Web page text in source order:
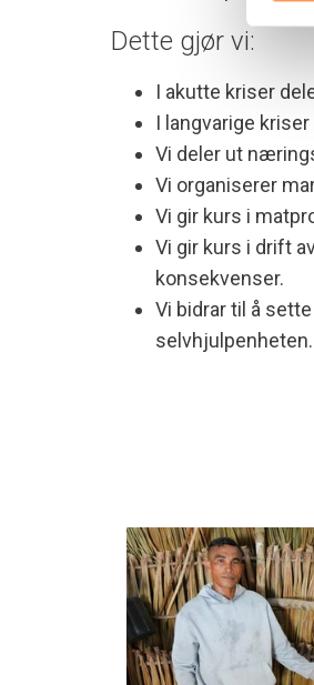
Dette gjør vi:
I akutte kriser
I langvarige
Vi deler ut
Vi organiserer
Vi gir kurs i
Vi gir kurs i drift
konsekvenser.
Vi bidrar til å
selvhjulpenheten.